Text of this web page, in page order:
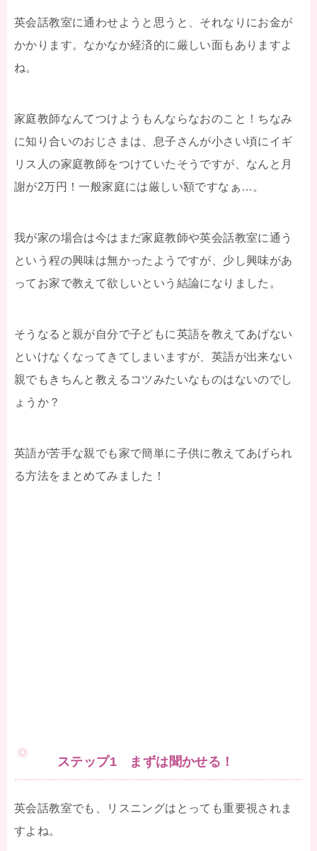
英会話教室に通わせようと思うと、それなりにお金が
かかります。なかなか経済的に厳しい面もありますよ
ね。
家庭教師なんてつけようもんならなおのこと！ちなみ
に知り合いのおじさまは、息子さんが小さい頃にイギ
リス人の家庭教師をつけていたそうですが、なんと月
謝が2万円！一般家庭には厳しい額ですなぁ…。
我が家の場合は今はまだ家庭教師や英会話教室に通う
という程の興味は無かったようですが、少し興味があ
ってお家で教えて欲しいという結論になりました。
そうなると親が自分で子どもに英語を教えてあげない
といけなくなってきてしまいますが、英語が出来ない
親でもきちんと教えるコツみたいなものはないのでし
ょうか？
英語が苦手な親でも家で簡単に子供に教えてあげられ
る方法をまとめてみました！
ステップ1 まずは聞かせる！
英会話教室でも、リスニングはとっても重要視されま
すよね。